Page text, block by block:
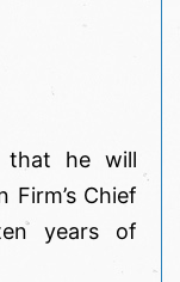
that he will
Firm’s Chief
years of